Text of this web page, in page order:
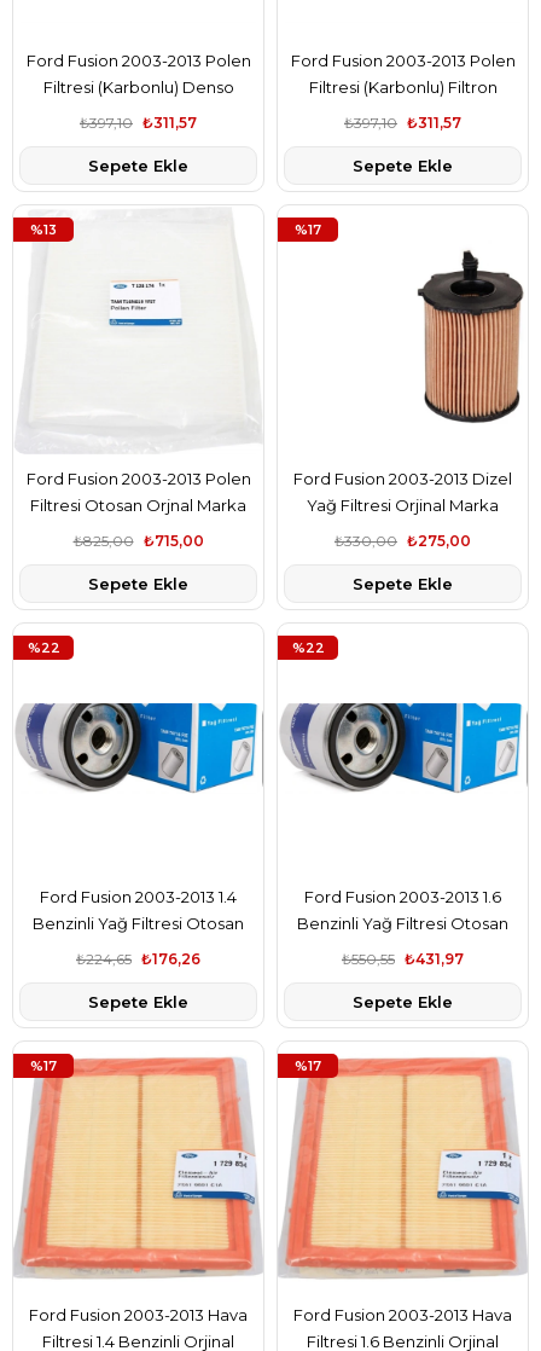
Ford Fusion 2003-2013 Polen
Filtresi (Karbonlu) Denso
Marka 2S6J19G244AA
₺311,57
₺397,10
Sepete Ekle
Ford Fusion 2003-2013 Polen
Filtresi (Karbonlu) Filtron
Marka 2S6J19G244AA
₺311,57
₺397,10
Sepete Ekle
Ford Fusion 2003-2013 Polen
Filtresi Otosan Orjnal Marka
T128174₺715,00
₺825,00
Sepete Ekle
%13
Ford Fusion 2003-2013 Dizel
Yağ Filtresi Orjinal Marka
2S6Q6714AB
₺275,00
₺330,00
Sepete Ekle
%17
Ford Fusion 2003-2013 1.4
Benzinli Yağ Filtresi Otosan
Orjinal Marka 97MM6714B7A
₺176,26
₺224,65
Sepete Ekle
%22
Ford Fusion 2003-2013 1.6
Benzinli Yağ Filtresi Otosan
Orjinal Marka 97MM6714B7A
₺431,97
₺550,55
Sepete Ekle
%22
Ford Fusion 2003-2013 Hava
Filtresi 1.4 Benzinli Orjinal
%17
Ford Fusion 2003-2013 Hava
Filtresi 1.6 Benzinli Orjinal
%17